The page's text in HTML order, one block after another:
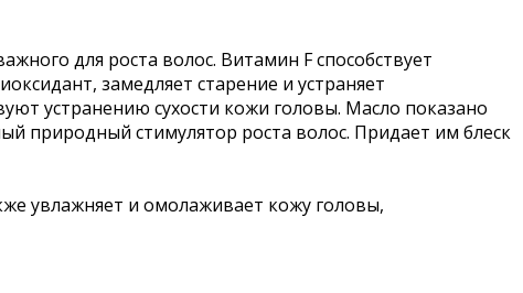
для роста волос. Витамин F способствует
замедляет старение и устраняет
устранению сухости кожи головы. Масло показано
природный стимулятор роста волос. Придает им блеск
увлажняет и омолаживает кожу головы,